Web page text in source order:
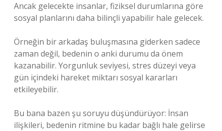
Ancak gelecekte insanlar, fiziksel durumlarına göre
sosyal planlarını daha bilinçli yapabilir hale gelecek.
Örneğin bir arkadaş buluşmasına giderken sadece
zaman değil, bedenin o anki durumu da önem
kazanabilir. Yorgunluk seviyesi, stres düzeyi veya
gün içindeki hareket miktarı sosyal kararları
etkileyebilir.
Bu bana bazen şu soruyu düşündürüyor: İnsan
ilişkileri, bedenin ritmine bu kadar bağlı hale gelirse